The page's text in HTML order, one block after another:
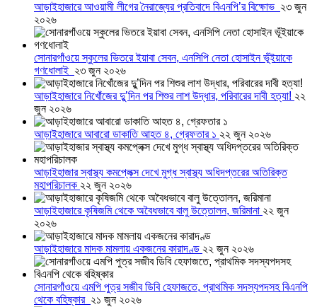
আড়াইহাজারে আওয়ামী লীগের নৈরাজ্যের প্রতিবাদে বিএনপি’র বিক্ষোভ ২৩ জুন
২০২৬
সোনারগাঁওয়ে স্কুলের ভিতরে ইয়াবা সেবন, এনসিপি নেতা হোসাইন ভূঁইয়াকে
গণধোলাই ২৩ জুন ২০২৬
আড়াইহাজারে নিখোঁজের দুু’দিন পর শিশুর লাশ উদ্ধার, পরিবারের দাবী হত্যা! ২২
জুন ২০২৬
আড়াইহাজারে আবারো ডাকাতি আহত ৪, গ্রেফতার ১ ২২ জুন ২০২৬
আড়াইহাজার স্বাস্থ্য কমপ্লেক্স দেখে মুগ্ধ স্বাস্থ্য অধিদপ্তরের অতিরিক্ত
মহাপরিচালক ২২ জুন ২০২৬
আড়াইহাজারে কৃষিজমি থেকে অবৈধভাবে বালু উত্তোলন, জরিমানা ২২ জুন
২০২৬
আড়াইহাজারে মাদক মামলায় একজনের কারাদণ্ড ২২ জুন ২০২৬
সোনারগাঁওয়ে এমপি পুত্র সজীব ডিবি হেফাজতে, প্রাথমিক সদস্যপদসহ বিএনপি
থেকে বহিষ্কার ২১ জুন ২০২৬